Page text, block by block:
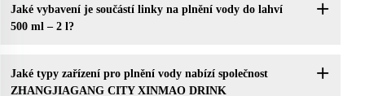
Jaké vybavení je součástí linky na plnění vody do lahví
500 ml – 2 l?
Jaké typy zařízení pro plnění vody nabízí společnost
ZHANGJIAGANG CITY XINMAO DRINK